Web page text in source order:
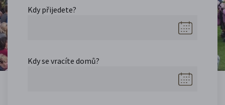
Kdy přijedete?
Kdy se vracíte domů?